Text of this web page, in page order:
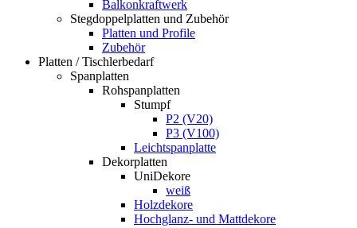
Balkonkraftwerk
Stegdoppelplatten und Zubehör
Platten und Profile
Zubehör
Platten / Tischlerbedarf
Spanplatten
Rohspanplatten
Stumpf
P2 (V20)
P3 (V100)
Leichtspanplatte
Dekorplatten
UniDekore
weiß
Holzdekore
Hochglanz- und Mattdekore